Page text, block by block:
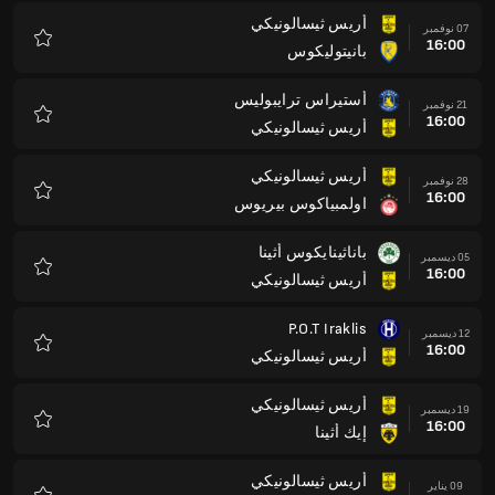
12 ديسمبر
16:00
P.O.T Iraklis
أريس ثيسالونيكي
19 ديسمبر
16:00
أريس ثيسالونيكي
إيك أثينا
09 يناير
16:00
أريس ثيسالونيكي
باوك ثيسالونيكي
16 يناير
16:00
Volos NPS
أريس ثيسالونيكي
23 يناير
16:00
أريس ثيسالونيكي
AE Kifisia FC
30 يناير
16:00
أتروميتوس أثينون
أريس ثيسالونيكي
06 فبراير
أريس ثيسالونيكي